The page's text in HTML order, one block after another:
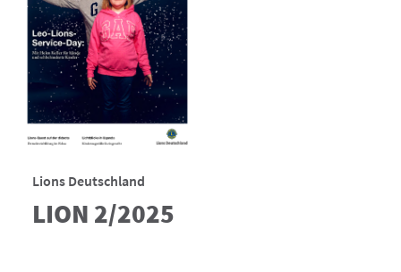
Lions Deutschland
LION 2/2025